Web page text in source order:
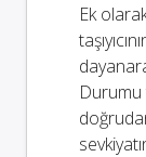
Ek
Durumu